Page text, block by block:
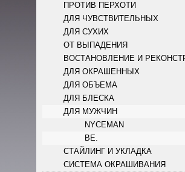
ПРОТИВ ПЕРХОТИ
ДЛЯ ЧУВСТВИТЕЛЬНЫХ
ДЛЯ СУХИХ
ОТ ВЫПАДЕНИЯ
ВОСТАНОВЛЕНИЕ И
ДЛЯ ОКРАШЕННЫХ
ДЛЯ ОБЪЕМА
ДЛЯ БЛЕСКА
ДЛЯ МУЖЧИН
NYCEMAN
BE.
СТАЙЛИНГ И УКЛАДКА
СИСТЕМА ОКРАШИВАНИЯ